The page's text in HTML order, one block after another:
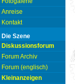
Anreise
Kontakt
Die Szene
Diskussionsforum
Forum Archiv
Forum (englisch)
Kleinanzeigen